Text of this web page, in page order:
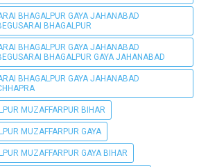
BHAGALPUR GAYA JAHANABAD
BHAGALPUR
BHAGALPUR GAYA JAHANABAD
BHAGALPUR GAYA JAHANABAD
BHAGALPUR GAYA JAHANABAD
MUZAFFARPUR BIHAR
MUZAFFARPUR GAYA
MUZAFFARPUR GAYA BIHAR